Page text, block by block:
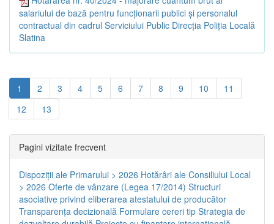
salariului de bază pentru funcționarii publici și personalul
contractual din cadrul Serviciului Public Direcția Poliția Locală
Slatina
1 2 3 4 5 6 7 8 9 10
11
12
13
Pagini vizitate frecvent
Dispoziţii ale Primarului > 2026 Hotărâri ale Consiliului Local
> 2026 Oferte de vânzare (Legea 17/2014) Structuri
asociative privind eliberarea atestatului de producător
Transparenţa decizională Formulare cereri tip Strategia de